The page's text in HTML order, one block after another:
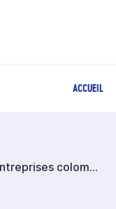
ACCUEIL
Les entreprises colombiennes du secteur font preuve d’ingéniosité pour renforcer leurs capacités productives